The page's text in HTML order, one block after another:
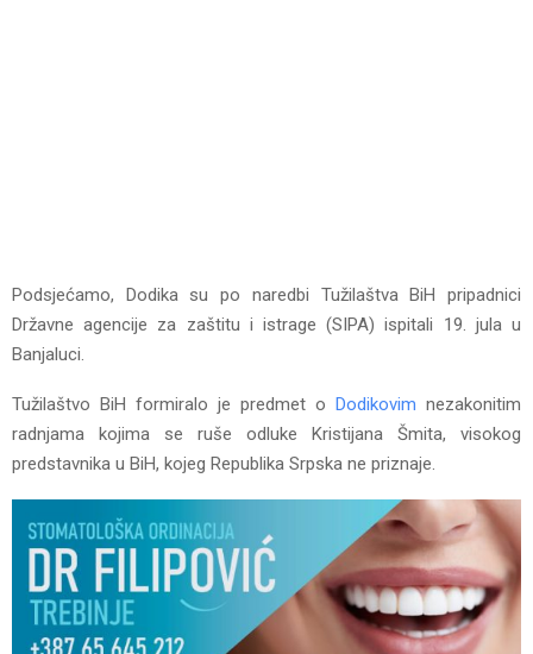
Podsjećamo, Dodika su po naredbi Tužilaštva BiH pripadnici
Državne agencije za zaštitu i istrage (SIPA) ispitali 19. jula u
Banjaluci.
Tužilaštvo BiH formiralo je predmet o Dodikovim nezakonitim
radnjama kojima se ruše odluke Kristijana Šmita, visokog
predstavnika u BiH, kojeg Republika Srpska ne priznaje.